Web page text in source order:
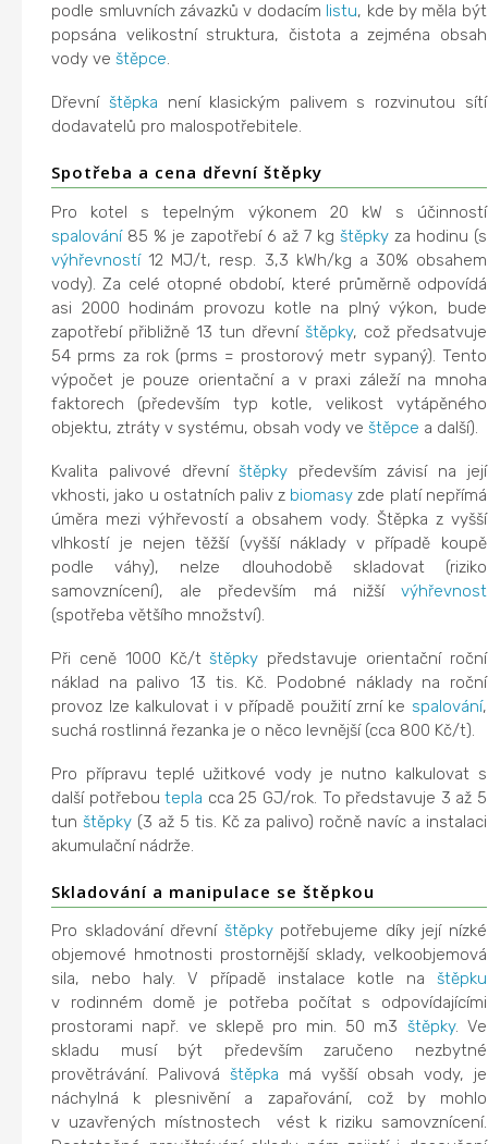
podle smluvních závazků v dodacím listu, kde by měla být
popsána velikostní struktura, čistota a zejména obsah
vody veštěpce.
Dřevní štěpka není klasickým palivem s rozvinutou sítí
dodavatelů pro malospotřebitele.
Spotřeba a cena dřevní štěpky
Pro kotel s tepelným výkonem 20 kW s účinností
spalování85 % je zapotřebí 6 až 7 kg štěpkyza hodinu (s
výhřevností12 MJ/t, resp. 3,3 kWh/kg a 30% obsahem
vody). Za celé otopné období, které průměrně odpovídá
asi 2000 hodinám provozu kotle na plný výkon, bude
zapotřebí přibližně 13 tun dřevní štěpky, což předsatvuje
54 prms za rok (prms = prostorový metr sypaný). Tento
výpočet je pouze orientační a v praxi záleží na mnoha
faktorech (především typ kotle, velikost vytápěného
objektu, ztráty v systému, obsah vody veštěpce a další).
Kvalita palivové dřevníštěpky především závisí na její
vkhosti, jako u ostatních paliv z biomasy zde platí nepřímá
úměra mezi výhřevostí a obsahem vody. Štěpka z vyšší
vlhkostí je nejen těžší (vyšší náklady v případě koupě
podle váhy), nelze dlouhodobě skladovat (riziko
samovznícení), ale především má nižší výhřevnost
(spotřeba většího množství).
Při ceně 1000 Kč/tštěpky představuje orientační roční
náklad na palivo 13 tis. Kč. Podobné náklady na roční
provoz lze kalkulovat i v případě použití zrní ke spalování,
suchá rostlinná řezanka je o něco levnější (cca 800 Kč/t).
Pro přípravu teplé užitkové vody je nutno kalkulovat s
další potřeboutepla cca 25 GJ/rok. To představuje 3 až 5
tunštěpky (3 až 5 tis. Kč za palivo) ročně navíc a instalaci
akumulační nádrže.
Skladování a manipulace se štěpkou
Pro skladování dřevní štěpkypotřebujeme díky její nízké
objemové hmotnosti prostornější sklady, velkoobjemová
sila, nebo haly. V případě instalace kotle na štěpku
v rodinném domě je potřeba počítat s odpovídajícími
prostorami např. ve sklepě pro min. 50 m3 štěpky. Ve
skladu musí být především zaručeno nezbytné
provětrávání. Palivováštěpka má vyšší obsah vody, je
náchylná k plesnivění a zapařování, což by mohlo
v uzavřených místnostech vést k riziku samovznícení.